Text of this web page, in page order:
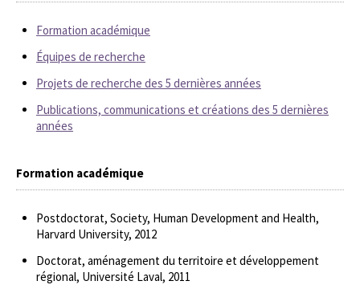
Formation académique
Équipes de recherche
Projets de recherche des 5 dernières années
Publications, communications et créations des 5 dernières
années
Formation académique
Postdoctorat, Society, Human Development and Health,
Harvard University, 2012
Doctorat, aménagement du territoire et développement
régional, Université Laval, 2011